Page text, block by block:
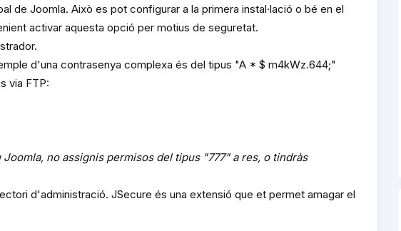
Joomla. Això es pot configurar a la primera instal·lació o bé en el
activar aquesta opció per motius de seguretat.
d'una contrasenya complexa és del tipus "A * $ m4kWz.644;"
via FTP:
no assignis permisos del tipus "777" a res, o tindràs
d'administració. JSecure és una extensió que et permet amagar el